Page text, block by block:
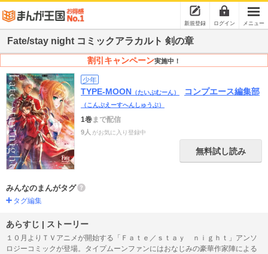
新規登録 ログイン メニュー
Fate/stay night コミックアラカルト 剣の章
割引キャンペーン実施中！
少年
TYPE-MOON （たいぷむーん） コンプエース編集部
（こんぷえーすへんしゅうぶ）
1巻まで配信
9人 がお気に入り登録中
無料試し読み
みんなのまんがタグ
タグ編集
あらすじ | ストーリー
１０月よりＴＶアニメが開始する「Ｆａｔｅ／ｓｔａｙ ｎｉｇｈｔ」アンソ
ロジーコミックが登場。タイプムーンファンにはおなじみの豪華作家陣による